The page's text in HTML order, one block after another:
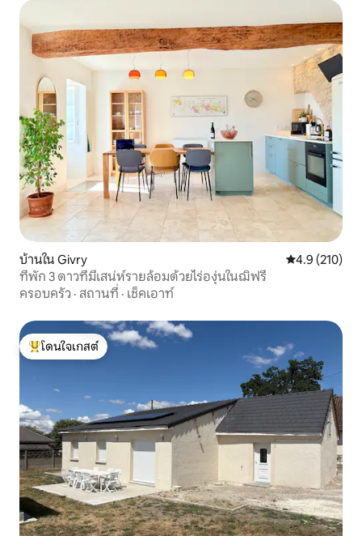
บ้านใน Givry คะแนนเฉลี่ย
4.9 (210)
ที่พัก 3 ดาวที่มีเสน่ห์รายล้อมด้วยไร่องุ่นในฌิฟรี
ครอบครัว · สถานที่ · เช็คเอาท์
โดนใจเกสต์ที่สุด
โดนใจเกสต์